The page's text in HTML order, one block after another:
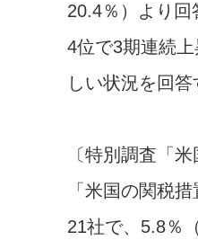
20.4％）より
4位で3期連続
しい状況を回答
〔特別調査「
「米国の関税
21社で、5.8％